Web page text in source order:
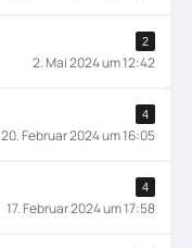
2
2. Mai 2024 um 12:42
4
20. Februar 2024 um 16:05
4
17. Februar 2024 um 17:58